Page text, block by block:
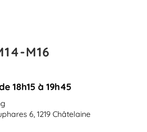
M16
18h15 à 19h45
6, 1219 Châtelaine